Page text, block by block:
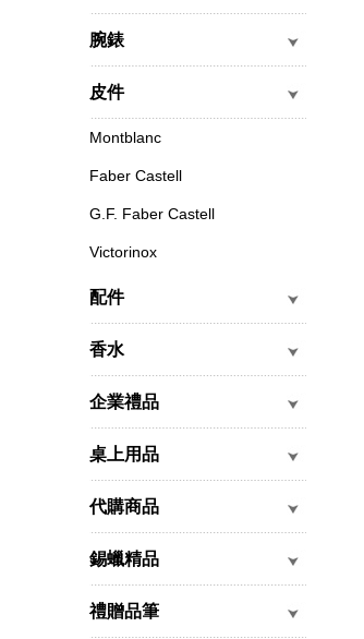
腕錶
皮件
Montblanc
Faber Castell
G.F. Faber Castell
Victorinox
配件
香水
企業禮品
桌上用品
代購商品
錫蠟精品
禮贈品筆